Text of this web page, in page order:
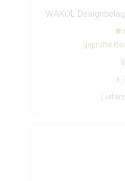
WAKOL
geprüfte